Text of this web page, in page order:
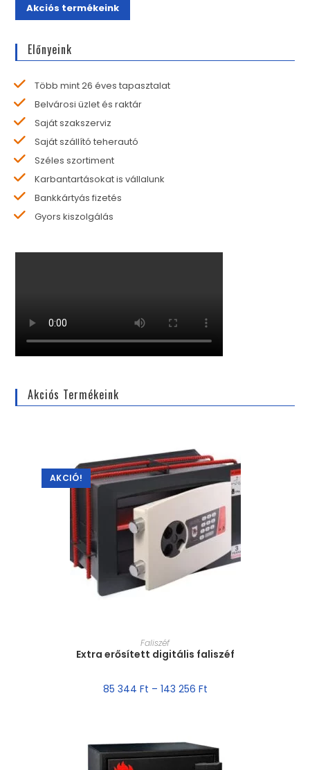
Akciós termékeink
Előnyeink
Több mint 26 éves tapasztalat
Belvárosi üzlet és raktár
Saját szakszerviz
Saját szállító teherautó
Széles szortiment
Karbantartásokat is vállalunk
Bankkártyás fizetés
Gyors kiszolgálás
Akciós Termékeink
AKCIÓ!
MÉRET VÁLASZTÁSA
Faliszéf
Extra erősített digitális faliszéf
85 344 Ft – 143 256 Ft